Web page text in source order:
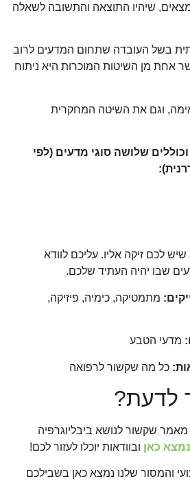
שיהיו התוצאה והתשובה לשאלה
בשל העובדה שתחום המדעים לרוב
אחת מן השיטות המוכרות היא ניתוח
וגם את השיטה המחקרית
שלושה סוגי מדעים (לפי
לכם זיקה אליו. עליכם לוודא
שבו יהיה העתיד שלכם.
מתמטיקה, כימיה, פיזיקה,
מדעי הטבע
כל מה שקשור לרפואה
לדעת?
שקשור לנושא ביבליוגרפיה
כאן ובוודאות יוכלו לעזור לכם!
והמסור שלנו נמצא כאן בשבילכם